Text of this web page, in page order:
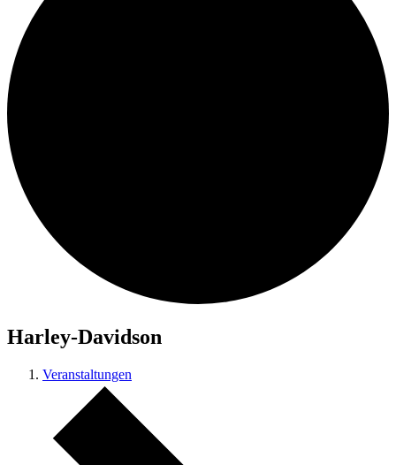
Harley-Davidson
Veranstaltungen